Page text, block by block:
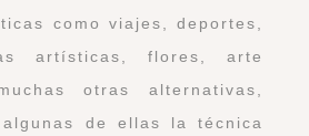
como viajes, deportes,
artísticas, flores, arte
otras alternativas,
de ellas la técnica